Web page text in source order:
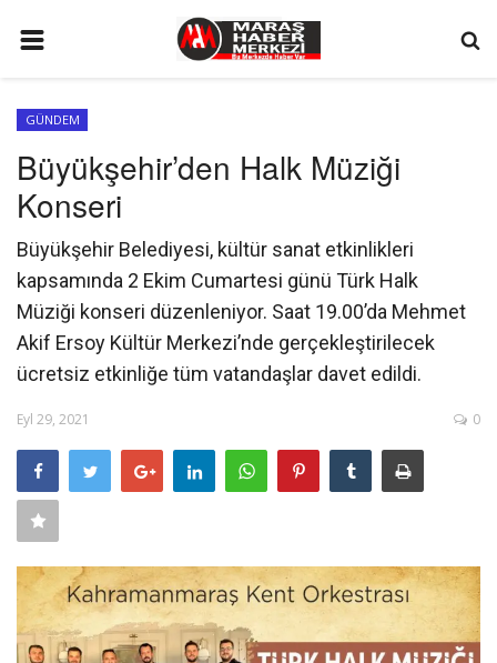
GÜNDEM
SİYASET
EKONOMİ
EĞİTİM
SPOR
İLETİŞİM
KÜLTÜR SANAT
SAĞLIK
FİRMA HABER
OTURUM AÇ
KAYIT
GÜNDEM
Büyükşehir’den Halk Müziği
Konseri
Büyükşehir Belediyesi, kültür sanat etkinlikleri
kapsamında 2 Ekim Cumartesi günü Türk Halk
Müziği konseri düzenleniyor. Saat 19.00’da Mehmet
Akif Ersoy Kültür Merkezi’nde gerçekleştirilecek
ücretsiz etkinliğe tüm vatandaşlar davet edildi.
Eyl 29, 2021 0